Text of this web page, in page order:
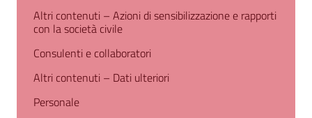
Altri contenuti – Azioni di sensibilizzazione e rapporti
con la società civile
Consulenti e collaboratori
Altri contenuti – Dati ulteriori
Personale